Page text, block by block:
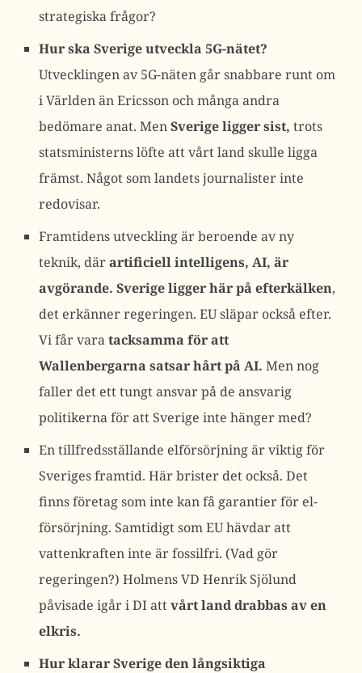
strategiska frågor?
Hur ska Sverige utveckla 5G-nätet?
Utvecklingen av 5G-näten går snabbare runt om
i Världen än Ericsson och många andra
bedömare anat. MenSverige ligger sist, trots
statsministerns löfte att vårt land skulle ligga
främst. Något som landets journalister inte
redovisar.
Framtidens utveckling är beroende av ny
teknik, därartificiell intelligens, AI, är
avgörande. Sverige ligger här på efterkälken,
det erkänner regeringen. EU släpar också efter.
Vi får varatacksamma för att
Wallenbergarna satsar hårt på AI. Men nog
faller det ett tungt ansvar på de ansvarig
politikerna för att Sverige inte hänger med?
En tillfredsställande elförsörjning är viktig för
Sveriges framtid. Här brister det också. Det
finns företag som inte kan få garantier för el-
försörjning. Samtidigt som EU hävdar att
vattenkraften inte är fossilfri. (Vad gör
regeringen?) Holmens VD Henrik Sjölund
påvisade igår i DI attvårt land drabbas av en
elkris.
Hur klarar Sverige den långsiktiga